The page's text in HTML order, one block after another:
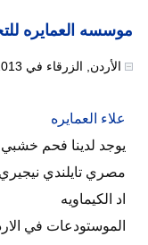
موسسه العمايره
الأردن الزرقاء في
علاء العمايره
يوجد لدينا فحم خشبي
مصري تايلندي
اد الكيماويه
الموستودعات في